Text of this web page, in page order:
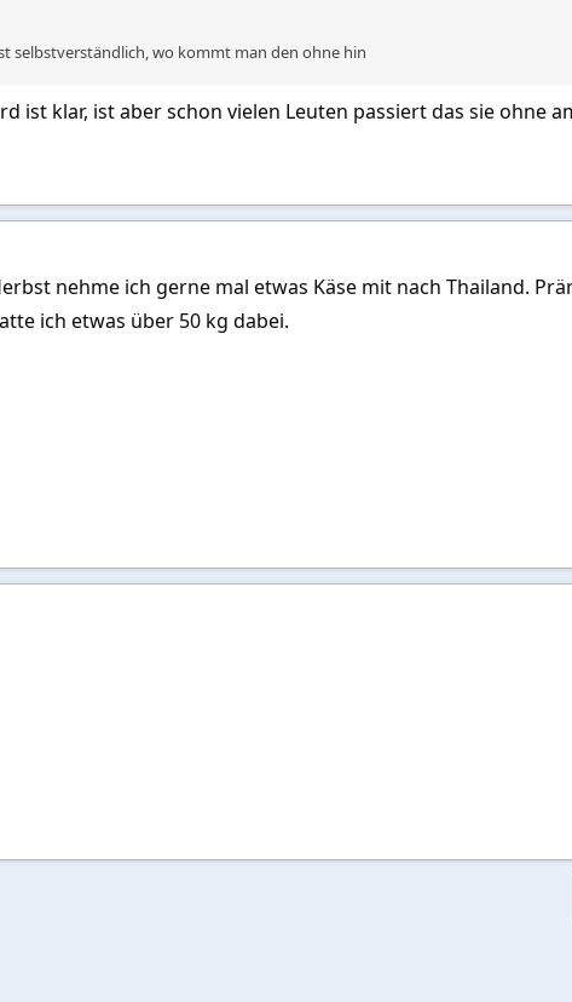
selbstverständlich, wo kommt man den ohne hin
ist klar, ist aber schon vielen Leuten passiert das sie ohne
nehme ich gerne mal etwas Käse mit nach Thailand.
ich etwas über 50 kg dabei.